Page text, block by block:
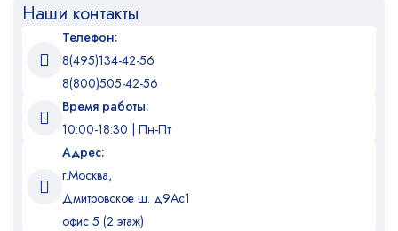
Наши контакты
Телефон:
8(495)134-42-56
8(800)505-42-56
Время работы:
10:00-18:30 | Пн-Пт
Адрес:
г.Москва,
Дмитровское ш. д9Ас1
офис 5 (2 этаж)